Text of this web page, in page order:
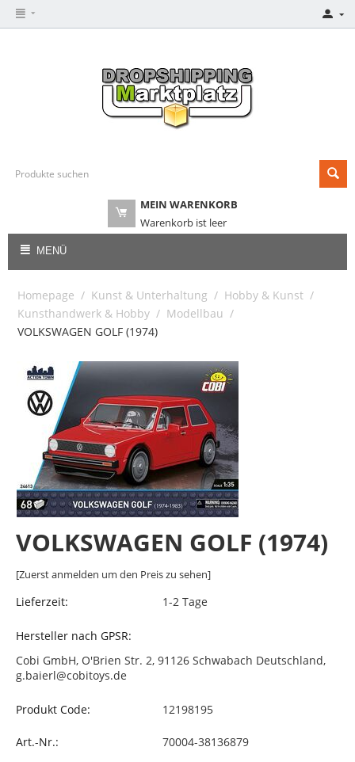
MEIN WARENKORB
Warenkorb ist leer
MENÜ
Homepage / Kunst & Unterhaltung / Hobby & Kunst /
Kunsthandwerk & Hobby / Modellbau /
VOLKSWAGEN GOLF (1974)
VOLKSWAGEN GOLF (1974)
[Zuerst anmelden um den Preis zu sehen]
Lieferzeit: 1-2 Tage
Hersteller nach GPSR:
Cobi GmbH, O'Brien Str. 2, 91126 Schwabach Deutschland,
g.baierl@cobitoys.de
Produkt Code: 12198195
Art.-Nr.: 70004-38136879